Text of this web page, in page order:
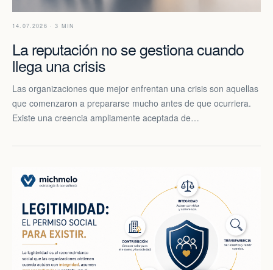
14.07.2026 · 3 MIN
La reputación no se gestiona cuando
llega una crisis
Las organizaciones que mejor enfrentan una crisis son aquellas
que comenzaron a prepararse mucho antes de que ocurriera.
Existe una creencia ampliamente aceptada de…